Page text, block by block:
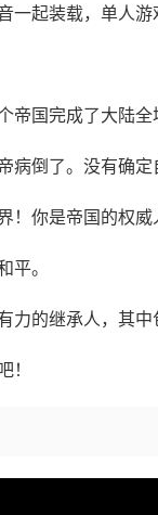
起装载，单人游
国完成了大陆全
病倒了。没有确定
你是帝国的权威
平。
的继承人，其中
！